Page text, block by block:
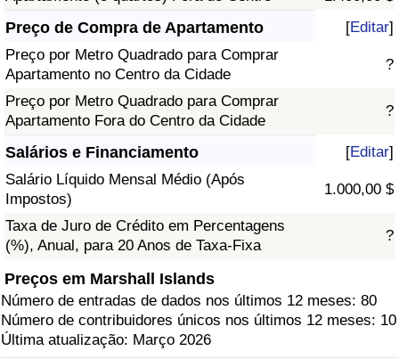
Preço de Compra de Apartamento [Editar]
Preço por Metro Quadrado para Comprar
Apartamento no Centro da Cidade
?
Preço por Metro Quadrado para Comprar
Apartamento Fora do Centro da Cidade
?
Salários e Financiamento [Editar]
Salário Líquido Mensal Médio (Após
Impostos)
1.000,00 $
Taxa de Juro de Crédito em Percentagens
(%), Anual, para 20 Anos de Taxa-Fixa
?
Preços em Marshall Islands
Número de entradas de dados nos últimos 12 meses: 80
Número de contribuidores únicos nos últimos 12 meses: 10
Última atualização: Março 2026